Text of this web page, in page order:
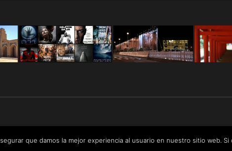
que damos la mejor experiencia al usuario en nuestro sitio web.